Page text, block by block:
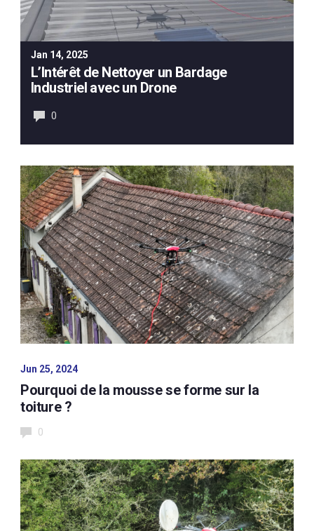
Jan 14, 2025
L’Intérêt de Nettoyer un Bardage
Industriel avec un Drone
0
Jun 25, 2024
Pourquoi de la mousse se forme sur la
toiture ?
0